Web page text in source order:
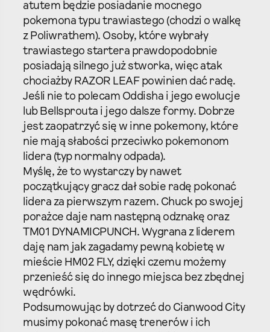
atutem będzie posiadanie mocnego
pokemona typu trawiastego (chodzi o walkę
z Poliwrathem). Osoby, które wybrały
trawiastego startera prawdopodobnie
posiadają silnego już stworka, więc atak
chociażby RAZOR LEAF powinien dać radę.
Jeśli nie to polecam Oddisha i jego ewolucje
lub Bellsprouta i jego dalsze formy. Dobrze
jest zaopatrzyć się w inne pokemony, które
nie mają słabości przeciwko pokemonom
lidera (typ normalny odpada).
Myślę, że to wystarczy by nawet
początkujący gracz dał sobie radę pokonać
lidera za pierwszym razem. Chuck po swojej
porażce daje nam następną odznakę oraz
TM01 DYNAMICPUNCH. Wygrana z liderem
daję nam jak zagadamy pewną kobietę w
mieście HM02 FLY, dzięki czemu możemy
przenieść się do innego miejsca bez zbędnej
wędrówki.
Podsumowując by dotrzeć do Cianwood City
musimy pokonać masę trenerów i ich